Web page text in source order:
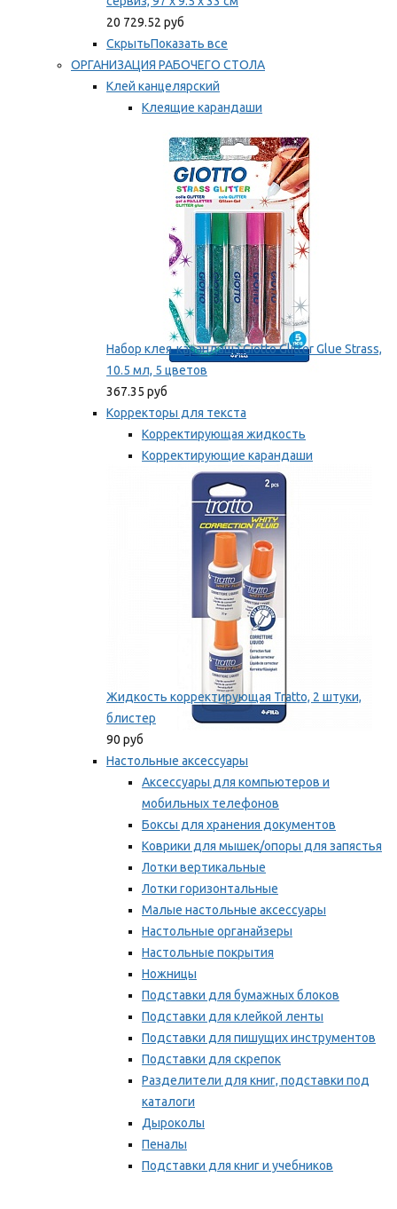
20 729.52 руб
СкрытьПоказать все
ОРГАНИЗАЦИЯ РАБОЧЕГО СТОЛА
Клей канцелярский
Клеящие карандаши
Мы рекомендуем
Набор клея-карандаша Giotto Glitter Glue Strass,
10.5 мл, 5 цветов
367.35 руб
Корректоры для текста
Корректирующая жидкость
Корректирующие карандаши
Корректирующие ленты
Мы рекомендуем
Жидкость корректирующая Tratto, 2 штуки,
блистер
90 руб
Настольные аксессуары
Аксессуары для компьютеров и
мобильных телефонов
Боксы для хранения документов
Коврики для мышек/опоры для запястья
Лотки вертикальные
Лотки горизонтальные
Малые настольные аксессуары
Настольные органайзеры
Настольные покрытия
Ножницы
Подставки для бумажных блоков
Подставки для клейкой ленты
Подставки для пишущих инструментов
Подставки для скрепок
Разделители для книг, подставки под
каталоги
Дыроколы
Пеналы
Подставки для книг и учебников